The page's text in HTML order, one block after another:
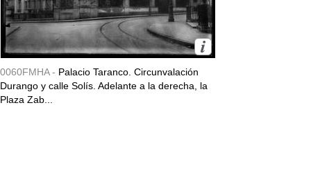
0060FMHA - Palacio Taranco. Circunvalación
Durango y calle Solís. Adelante a la derecha, la
Plaza Zab...